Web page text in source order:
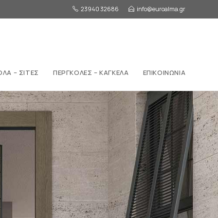
23940 32686 info@euroalma.gr
– ΣΙΤΕΣ ΠΕΡΓΚΟΛΕΣ – ΚΑΓΚΕΛΑ ΕΠΙΚΟΙΝΩΝΙΑ